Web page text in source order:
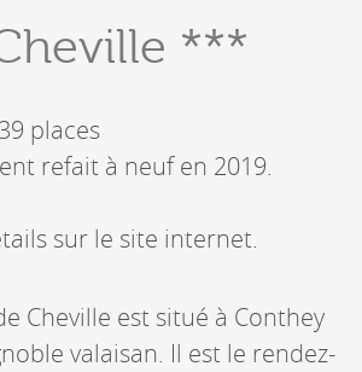
***
places
refait à neuf en 2019.
sur le site internet.
Cheville est situé à Conthey
valaisan. Il est le rendez-